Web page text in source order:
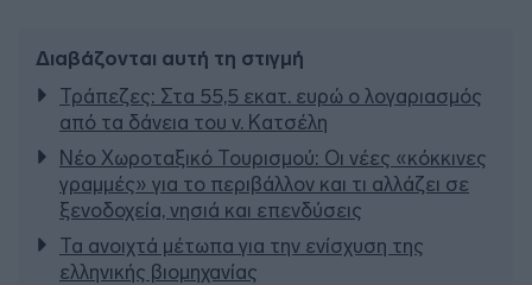
Διαβάζονται αυτή τη στιγμή
Τράπεζες: Στα 55,5 εκατ. ευρώ ο λογαριασμός
από τα δάνεια του ν. Κατσέλη
Νέο Χωροταξικό Τουρισμού: Οι νέες «κόκκινες
γραμμές» για το περιβάλλον και τι αλλάζει σε
ξενοδοχεία, νησιά και επενδύσεις
Τα ανοιχτά μέτωπα για την ενίσχυση της
ελληνικής βιομηχανίας